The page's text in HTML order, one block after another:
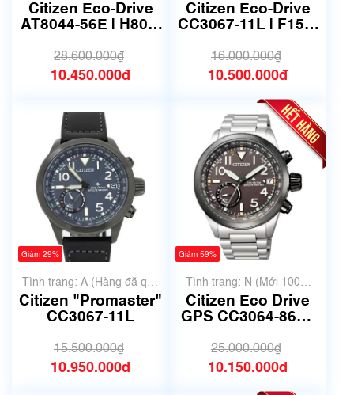
chưa qua sử dụng)
Citizen Eco-Drive
AT8044-56E | H804-
41.5mm | Mã số
6558
28.600.000₫
10.450.000₫
chưa qua sử dụng)
Citizen Eco-Drive
CC3067-11L | F150-
44.5mm | Mã số
6630
16.000.000₫
10.500.000₫
Giảm 29%
Tình trạng: A (Hàng đã qua
sử dụng nhưng rất đẹp,
không có xước)
Citizen "Promaster"
CC3067-11L
15.500.000₫
10.950.000₫
Giảm 59%
Tình trạng: N (Mới 100%
chưa qua sử dụng)
Citizen Eco Drive
GPS CC3064-86E |
44.5mm | Mã số
6408
25.000.000₫
10.150.000₫